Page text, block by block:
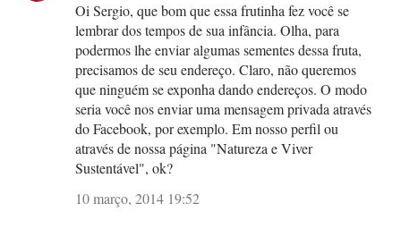
Oi Sergio, que bom que essa frutinha fez você se
lembrar dos tempos de sua infância. Olha, para
podermos lhe enviar algumas sementes dessa fruta,
precisamos de seu endereço. Claro, não queremos
que ninguém se exponha dando endereços. O modo
seria você nos enviar uma mensagem privada através
do Facebook, por exemplo. Em nosso perfil ou
através de nossa página "Natureza e Viver
Sustentável", ok?
10 março, 2014 19:52